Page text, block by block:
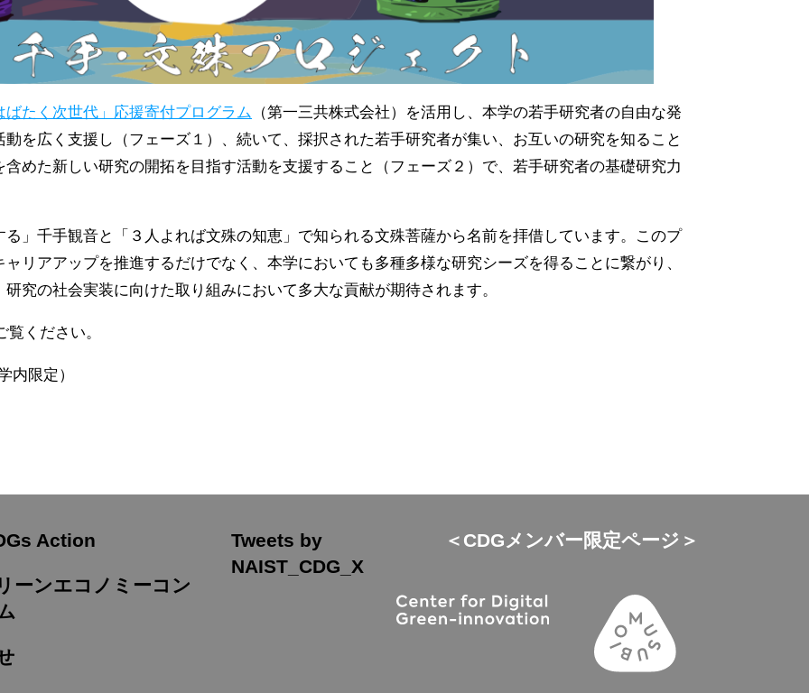
ばたく次世代」応援寄付プログラム （第一三共株式会社）を活用し、本学の若手研究者の自由な発
を広く支援し（フェーズ１）、続いて、採択された若手研究者が集い、お互いの研究を知ること
めた新しい研究の開拓を目指す活動を支援すること（フェーズ２）で、若手研究者の基礎研究力
」千手観音と「３人よれば文殊の知恵」で知られる文殊菩薩から名前を拝借しています。このプ
リアアップを推進するだけでなく、本学においても多種多様な研究シーズを得ることに繋がり、
究の社会実装に向けた取り組みにおいて多大な貢献が期待されます。
ください。
内限定）
Action
ーンエコノミーコン
Tweets by
NAIST_CDG_X
＜CDGメンバー限定ページ＞